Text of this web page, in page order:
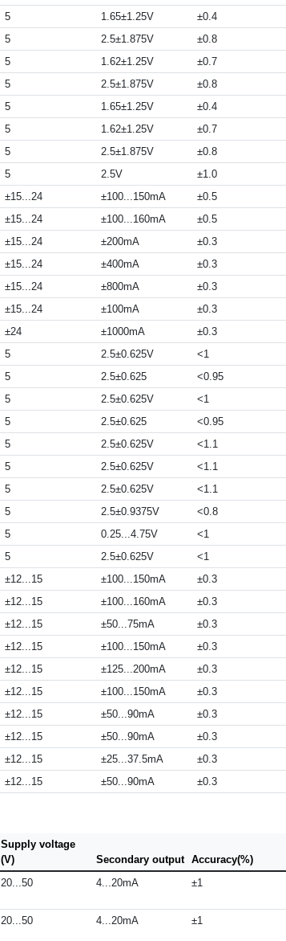
5 1.65±1.25V ±0.4
5 2.5±1.875V ±0.8
5 1.62±1.25V ±0.7
5 2.5±1.875V ±0.8
5 1.65±1.25V ±0.4
5 1.62±1.25V ±0.7
5 2.5±1.875V ±0.8
5 2.5V ±1.0
±15...24 ±100...150mA ±0.5
±15...24 ±100...160mA ±0.5
±15...24 ±200mA ±0.3
±15...24 ±400mA ±0.3
±15...24 ±800mA ±0.3
±15...24 ±100mA ±0.3
±24 ±1000mA ±0.3
5 2.5±0.625V <1
5 2.5±0.625 <0.95
5 2.5±0.625V <1
5 2.5±0.625 <0.95
5 2.5±0.625V <1.1
5 2.5±0.625V <1.1
5 2.5±0.625V <1.1
5 2.5±0.9375V <0.8
5 0.25...4.75V <1
5 2.5±0.625V <1
±12...15 ±100...150mA ±0.3
±12...15 ±100...160mA ±0.3
±12...15 ±50...75mA ±0.3
±12...15 ±100...150mA ±0.3
±12...15 ±125...200mA ±0.3
±12...15 ±100...150mA ±0.3
±12...15 ±50...90mA ±0.3
±12...15 ±50...90mA ±0.3
±12...15 ±25...37.5mA ±0.3
±12...15 ±50...90mA ±0.3
Supply voltage
(V)
Secondary output Accuracy(%)
20...50 4...20mA ±1
20...50 4...20mA ±1